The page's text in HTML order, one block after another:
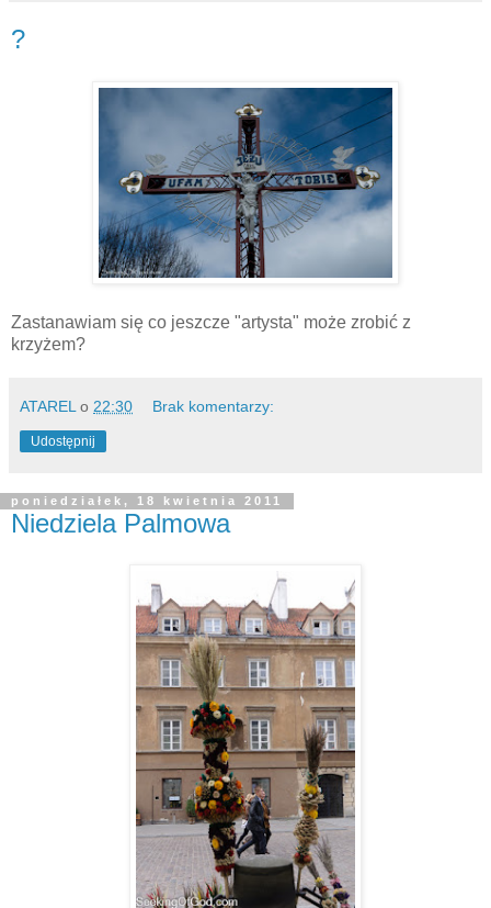
?
Zastanawiam się co jeszcze "artysta" może zrobić z
krzyżem?
ATAREL o 22:30 Brak komentarzy:
Udostępnij
poniedziałek, 18 kwietnia 2011
Niedziela Palmowa